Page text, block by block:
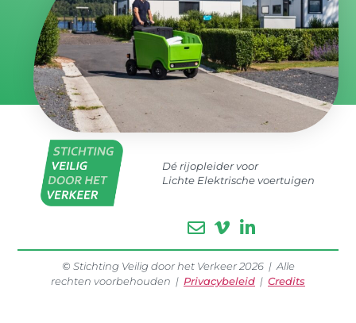
Dé rijopleider voor
Lichte Elektrische voertuigen
© Stichting Veilig door het Verkeer 2026 | Alle
rechten voorbehouden | Privacybeleid | Credits